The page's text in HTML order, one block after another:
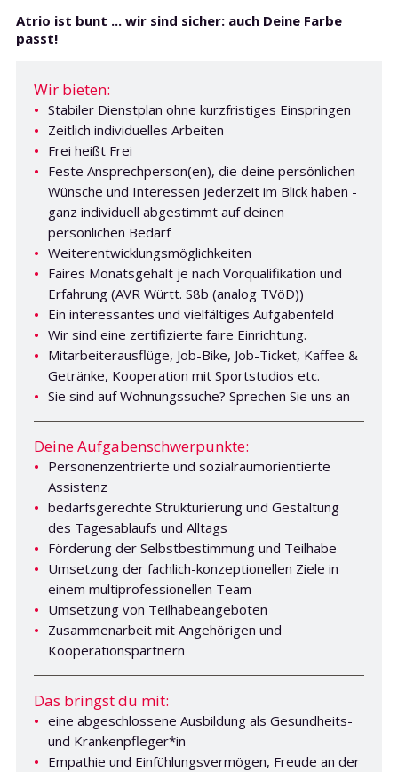
Atrio ist bunt ... wir sind sicher: auch Deine Farbe
passt!
Wir bieten:
Stabiler Dienstplan ohne kurzfristiges Einspringen
Zeitlich individuelles Arbeiten
Frei heißt Frei
Feste Ansprechperson(en), die deine persönlichen
Wünsche und Interessen jederzeit im Blick haben -
ganz individuell abgestimmt auf deinen
persönlichen Bedarf
Weiterentwicklungsmöglichkeiten
Faires Monatsgehalt je nach Vorqualifikation und
Erfahrung (AVR Württ. S8b (analog TVöD))
Ein interessantes und vielfältiges Aufgabenfeld
Wir sind eine zertifizierte faire Einrichtung.
Mitarbeiterausflüge, Job-Bike, Job-Ticket, Kaffee &
Getränke, Kooperation mit Sportstudios etc.
Sie sind auf Wohnungssuche? Sprechen Sie uns an
Deine Aufgabenschwerpunkte:
Personenzentrierte und sozialraumorientierte
Assistenz
bedarfsgerechte Strukturierung und Gestaltung
des Tagesablaufs und Alltags
Förderung der Selbstbestimmung und Teilhabe
Umsetzung der fachlich-konzeptionellen Ziele in
einem multiprofessionellen Team
Umsetzung von Teilhabeangeboten
Zusammenarbeit mit Angehörigen und
Kooperationspartnern
Das bringst du mit:
eine abgeschlossene Ausbildung als Gesundheits-
und Krankenpfleger*in
Empathie und Einfühlungsvermögen, Freude an der